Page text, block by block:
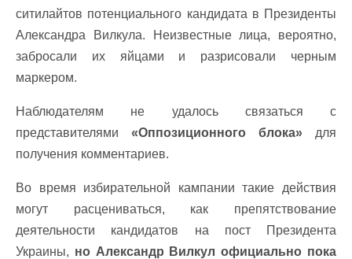
ситилайтов потенциального кандидата в Президенты
Александра Вилкула. Неизвестные лица, вероятно,
забросали их яйцами и разрисовали черным
маркером.
Наблюдателям не удалось связаться с
представителями «Оппозиционного блока» для
получения комментариев.
Во время избирательной кампании такие действия
могут расцениваться, как препятствование
деятельности кандидатов на пост Президента
Украины, но Александр Вилкул официально пока